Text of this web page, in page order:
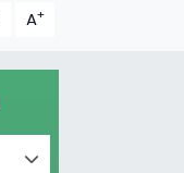
A+